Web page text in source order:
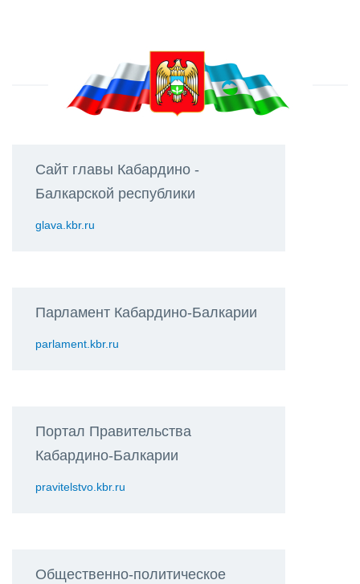
Сайт главы Кабардино -
Балкарской республики
glava.kbr.ru
Парламент Кабардино-Балкарии
parlament.kbr.ru
Портал Правительства
Кабардино-Балкарии
pravitelstvo.kbr.ru
Общественно-политическое